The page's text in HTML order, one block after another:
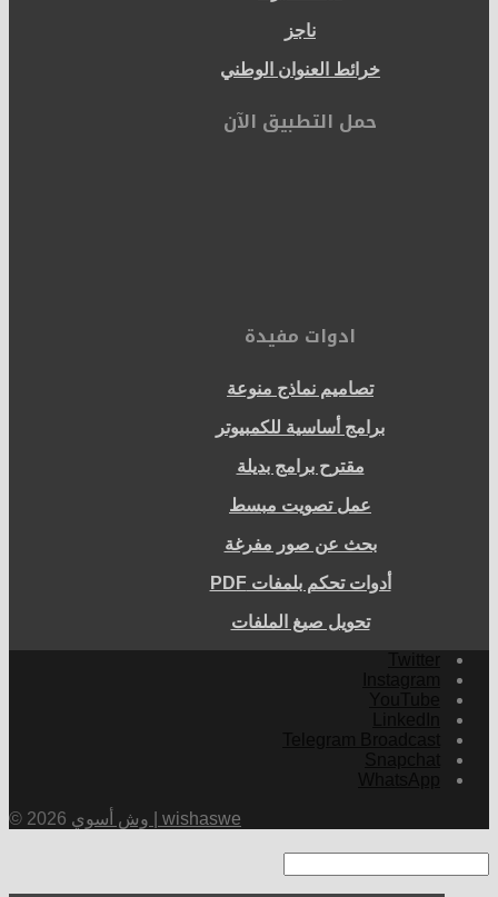
ناجز
خرائط العنوان الوطني
حمل التطبيق الآن
ادوات مفيدة
تصاميم نماذج منوعة
برامج أساسية للكمبيوتر
مقترح برامج بديلة
عمل تصويت مبسط
بحث عن صور مفرغة
أدوات تحكم بلمفات PDF
تحويل صيغ الملفات
© 2026 وش أسوي | wishaswe